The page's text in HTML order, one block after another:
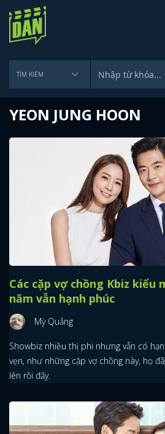
YEON JUNG HOON
Các cặp vợ chồng Kbiz kiểu
năm vẫn hạnh phúc
Mỳ Quảng
Showbiz nhiều thị phi nhưng vẫn có
vẹn, như những cặp vợ chồng này, họ
lên rồi đấy.